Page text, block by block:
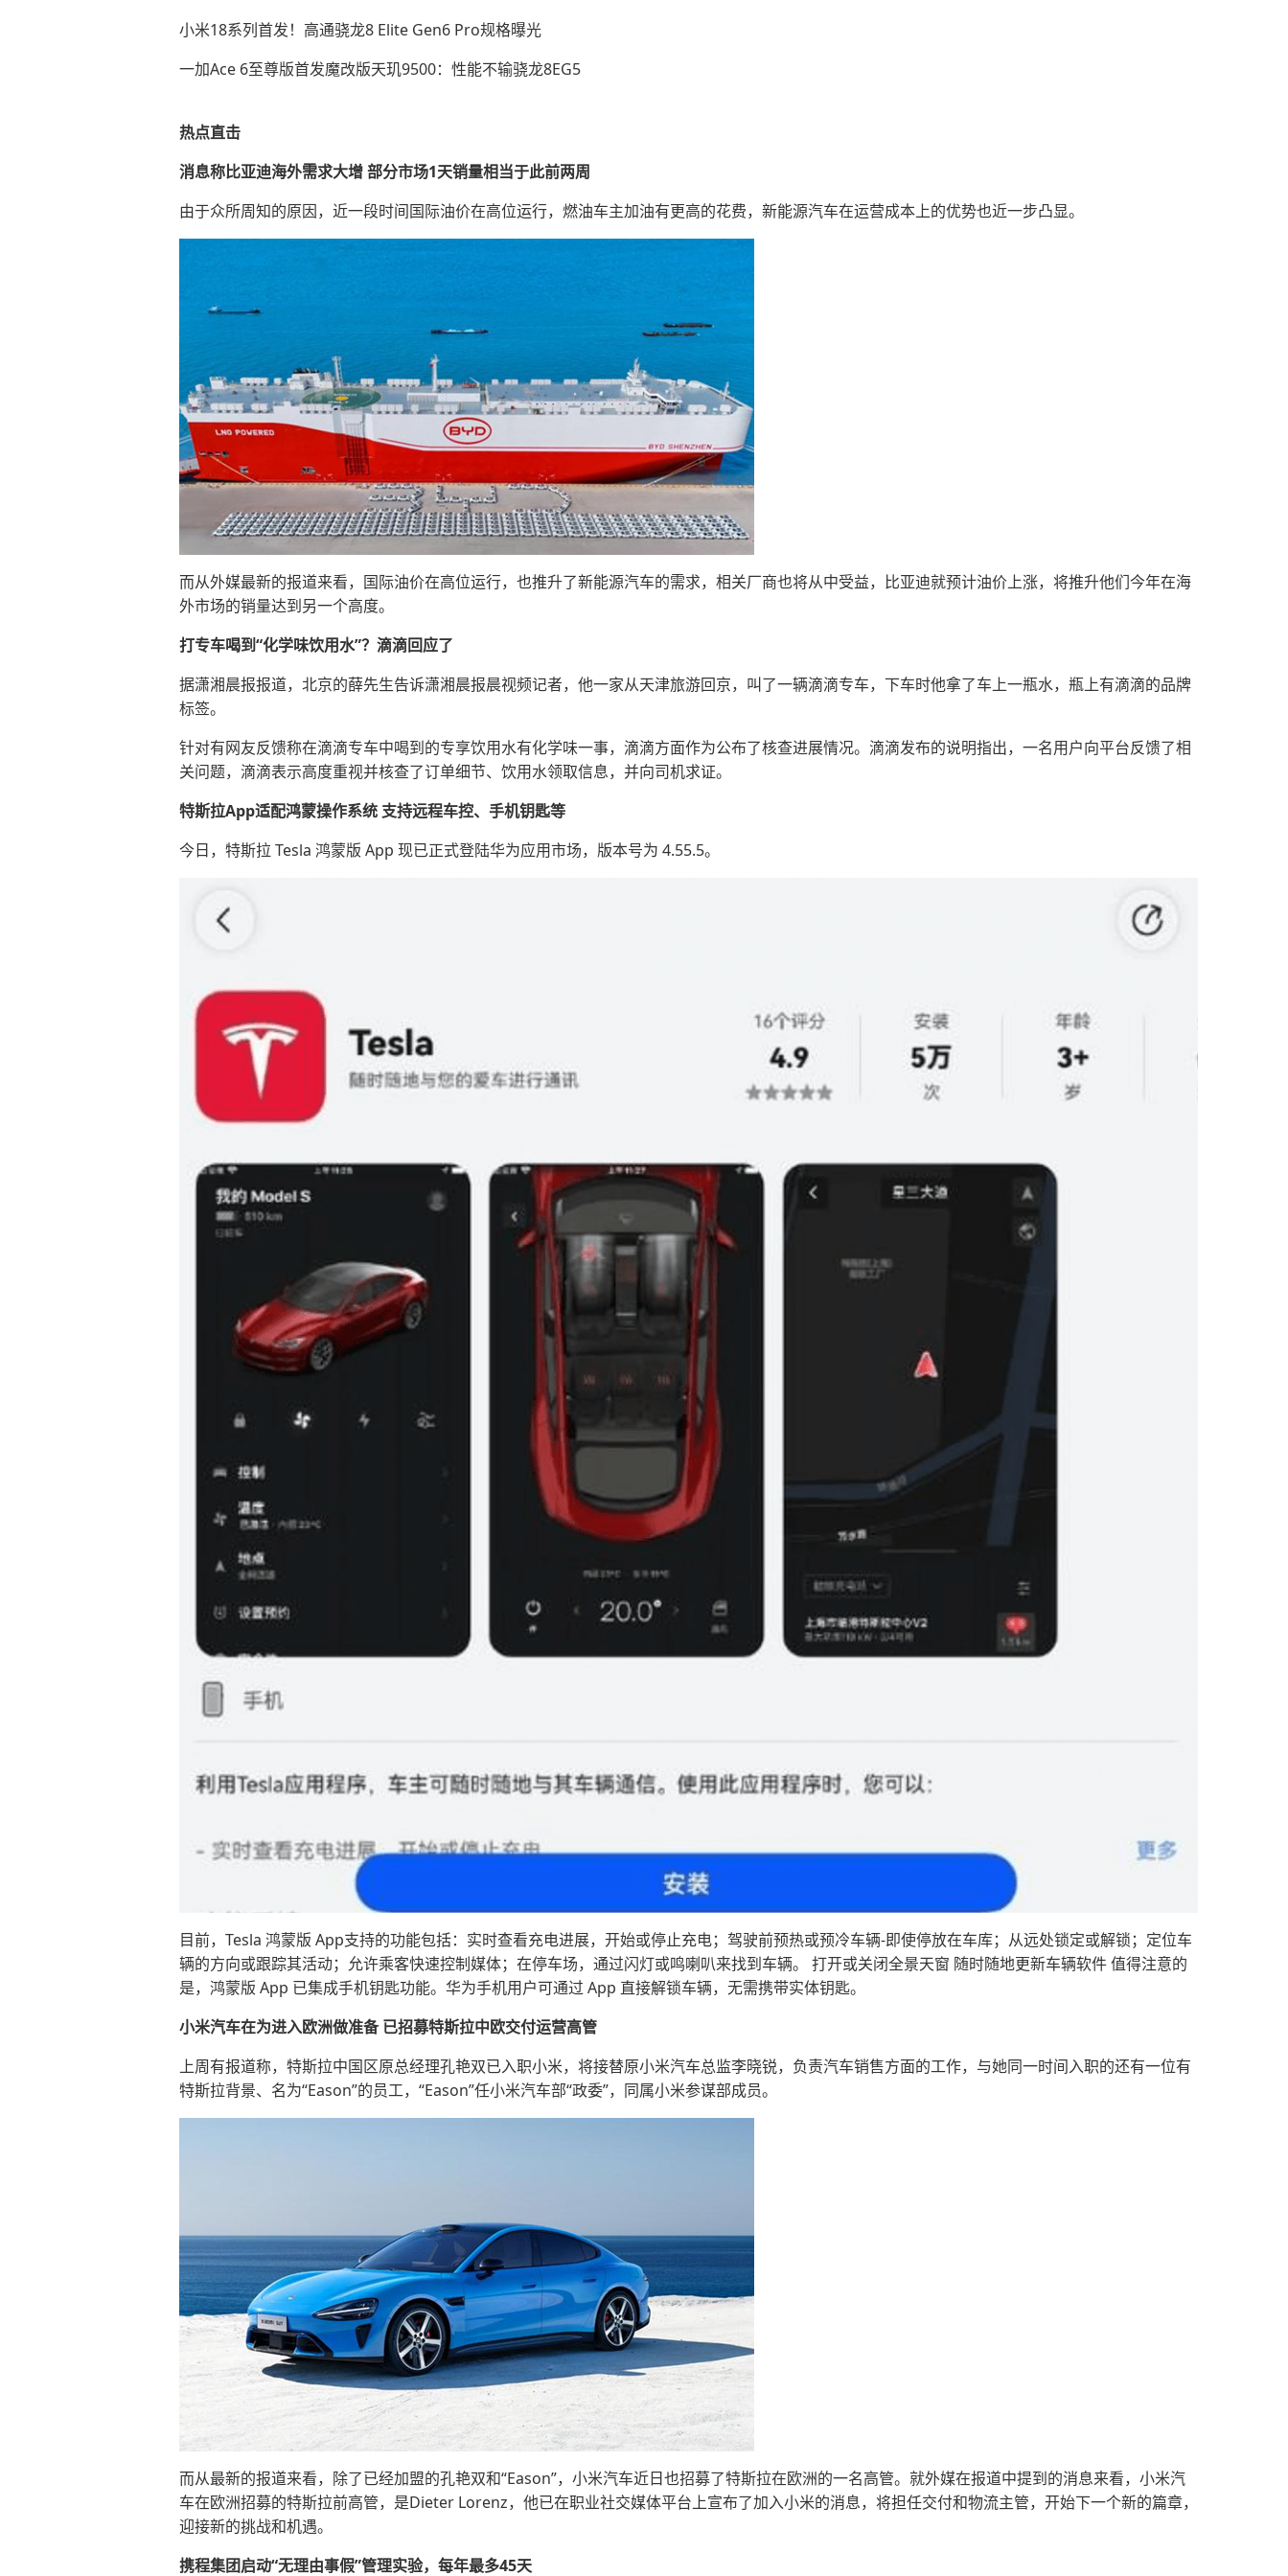
小米18系列首发！高通骁龙8 Elite Gen6 Pro规格曝光
一加Ace 6至尊版首发魔改版天玑9500：性能不输骁龙8EG5
热点直击
消息称比亚迪海外需求大增 部分市场1天销量相当于此前两周
由于众所周知的原因，近一段时间国际油价在高位运行，燃油车主加油有更高的花费，新能源汽车在运营成本上的优势也近一步凸显。
而从外媒最新的报道来看，国际油价在高位运行，也推升了新能源汽车的需求，相关厂商也将从中受益，比亚迪就预计油价上涨，将推升他们今年在海
外市场的销量达到另一个高度。
打专车喝到“化学味饮用水”？滴滴回应了
据潇湘晨报报道，北京的薛先生告诉潇湘晨报晨视频记者，他一家从天津旅游回京，叫了一辆滴滴专车，下车时他拿了车上一瓶水，瓶上有滴滴的品牌
标签。
针对有网友反馈称在滴滴专车中喝到的专享饮用水有化学味一事，滴滴方面作为公布了核查进展情况。滴滴发布的说明指出，一名用户向平台反馈了相
关问题，滴滴表示高度重视并核查了订单细节、饮用水领取信息，并向司机求证。
特斯拉App适配鸿蒙操作系统 支持远程车控、手机钥匙等
今日，特斯拉 Tesla 鸿蒙版 App 现已正式登陆华为应用市场，版本号为 4.55.5。
目前，Tesla 鸿蒙版 App支持的功能包括：实时查看充电进展，开始或停止充电；驾驶前预热或预冷车辆-即使停放在车库；从远处锁定或解锁；定位车
辆的方向或跟踪其活动；允许乘客快速控制媒体；在停车场，通过闪灯或鸣喇叭来找到车辆。 打开或关闭全景天窗 随时随地更新车辆软件 值得注意的
是，鸿蒙版 App 已集成手机钥匙功能。华为手机用户可通过 App 直接解锁车辆，无需携带实体钥匙。
小米汽车在为进入欧洲做准备 已招募特斯拉中欧交付运营高管
上周有报道称，特斯拉中国区原总经理孔艳双已入职小米，将接替原小米汽车总监李晓锐，负责汽车销售方面的工作，与她同一时间入职的还有一位有
特斯拉背景、名为“Eason”的员工，“Eason”任小米汽车部“政委”，同属小米参谋部成员。
而从最新的报道来看，除了已经加盟的孔艳双和“Eason”，小米汽车近日也招募了特斯拉在欧洲的一名高管。就外媒在报道中提到的消息来看，小米汽
车在欧洲招募的特斯拉前高管，是Dieter Lorenz，他已在职业社交媒体平台上宣布了加入小米的消息，将担任交付和物流主管，开始下一个新的篇章，
迎接新的挑战和机遇。
携程集团启动“无理由事假”管理实验，每年最多45天